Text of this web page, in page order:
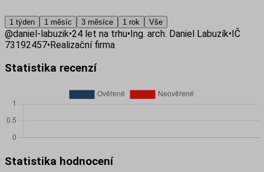
1 týden 1 měsíc 3 měsíce 1 rok Vše
@daniel-labuzik•24 let na trhu•Ing. arch. Daniel Labuzík•IČ
73192457•Realizační firma
Statistika recenzí
Statistika hodnocení